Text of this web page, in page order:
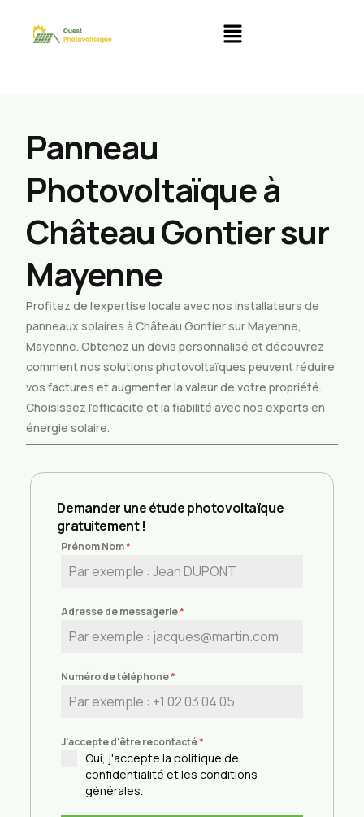
Panneau
Photovoltaïque à
Château Gontier sur
Mayenne
Profitez de l’expertise locale avec nos installateurs de
panneaux solaires à Château Gontier sur Mayenne,
Mayenne. Obtenez un devis personnalisé et découvrez
comment nos solutions photovoltaïques peuvent réduire
vos factures et augmenter la valeur de votre propriété.
Choisissez l’efficacité et la fiabilité avec nos experts en
énergie solaire.
Demander une étude photovoltaïque
gratuitement !
Prénom Nom*
Adresse de messagerie*
Numéro de téléphone*
J'accepte d'être recontacté*
Oui, j'accepte la politique de
confidentialité et les conditions
générales.